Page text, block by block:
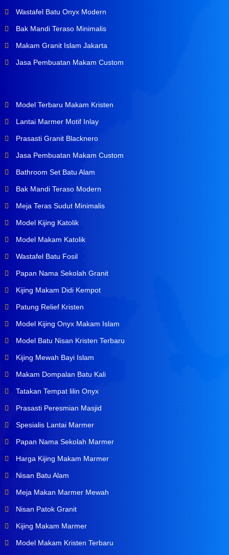
Wastafel Batu Onyx Modern
Bak Mandi Teraso Minimalis
Makam Granit Islam Jakarta
Jasa Pembuatan Makam Custom
Model Terbaru Makam Kristen
Lantai Marmer Motif Inlay
Prasasti Granit Blacknero
Jasa Pembuatan Makam Custom
Bathroom Set Batu Alam
Bak Mandi Teraso Modern
Meja Teras Sudut Minimalis
Model Kijing Katolik
Model Makam Katolik
Wastafel Batu Fosil
Papan Nama Sekolah Granit
Kijing Makam Didi Kempot
Patung Relief Kristen
Model Kijing Onyx Makam Islam
Model Batu Nisan Kristen Terbaru
Kijing Mewah Bayi Islam
Makam Dompalan Batu Kali
Tatakan Tempat lilin Onyx
Prasasti Peresmian Masjid
Spesialis Lantai Marmer
Papan Nama Sekolah Marmer
Harga Kijing Makam Marmer
Nisan Batu Alam
Meja Makan Marmer Mewah
Nisan Patok Granit
Kijing Makam Marmer
Model Makam Kristen Terbaru